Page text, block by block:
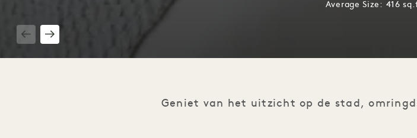
Average Size: 416
Geniet van het uitzicht op de stad,